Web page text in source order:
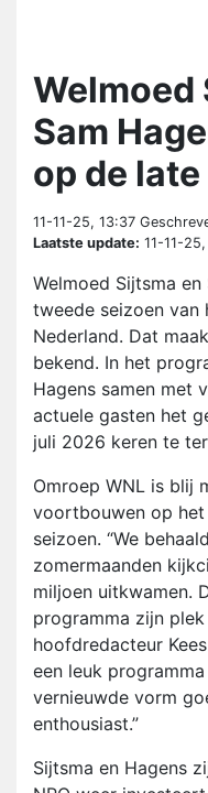
Welmoed
Sam
op de
11-11-25, 13:37
Laatste update: 11-11-
Welmoed Sijtsma
tweede seizoen van
Nederland. Dat
bekend. In het
Hagens samen met
actuele gasten het
juli 2026 keren te
Omroep WNL is blij
voortbouwen op
seizoen. “We
zomermaanden
miljoen uitkwamen.
programma zijn
hoofdredacteur
een leuk
vernieuwde vorm
enthousiast.”
Sijtsma en Hagens